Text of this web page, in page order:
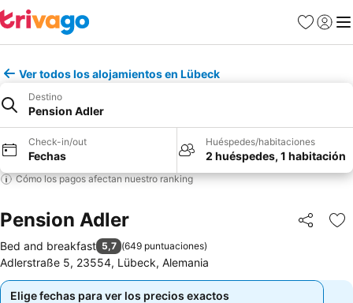
Favoritos
Iniciar
Ver todos los alojamientos en Lübeck
Destino
Pension Adler
Check-in/out
Fechas
Huéspedes/habitaciones
2 huéspedes, 1 habitación
Cómo los pagos afectan nuestro ranking
Pension Adler Compartir
Bed and breakfast 5,7 (649 puntuaciones)
Adlerstraße 5, 23554, Lübeck, Alemania
Elige fechas para ver los precios exactos
Elige fechas para ver los precios exactos